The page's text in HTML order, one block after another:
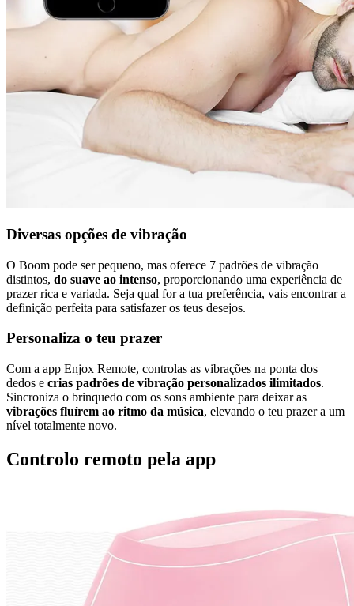
Diversas opções de vibração
O Boom pode ser pequeno, mas oferece 7 padrões de vibração
distintos, do suave ao intenso, proporcionando uma experiência de
prazer rica e variada. Seja qual for a tua preferência, vais encontrar a
definição perfeita para satisfazer os teus desejos.
Personaliza o teu prazer
Com a app Enjox Remote, controlas as vibrações na ponta dos
dedos e crias padrões de vibração personalizados ilimitados.
Sincroniza o brinquedo com os sons ambiente para deixar as
vibrações fluírem ao ritmo da música, elevando o teu prazer a um
nível totalmente novo.
Controlo remoto pela app